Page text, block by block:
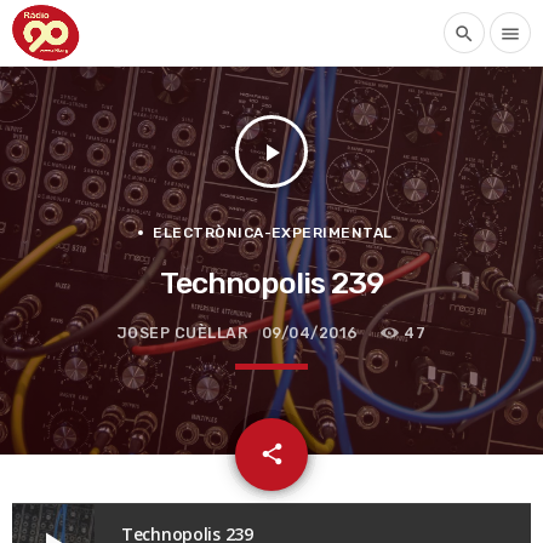
search menu
play_arrow
ELECTRÒNICA-EXPERIMENTAL
Technopolis 239
JOSEP CUÈLLAR 09/04/2016 47
share
email
Technopolis 239